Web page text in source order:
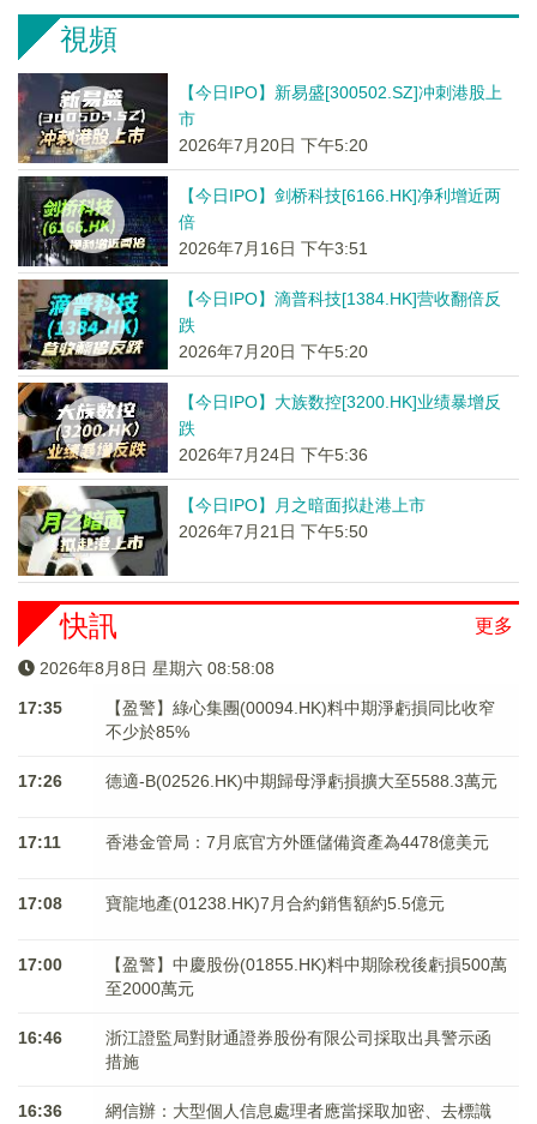
視頻
【今日IPO】新易盛[300502.SZ]冲刺港股上
市
2026年7月20日 下午5:20
【今日IPO】剑桥科技[6166.HK]净利增近两
倍
2026年7月16日 下午3:51
【今日IPO】滴普科技[1384.HK]营收翻倍反
跌
2026年7月20日 下午5:20
【今日IPO】大族数控[3200.HK]业绩暴增反
跌
2026年7月24日 下午5:36
【今日IPO】月之暗面拟赴港上市
2026年7月21日 下午5:50
更多
快訊
2026年8月8日 星期六 08:58:08
17:35
【盈警】綠心集團(00094.HK)料中期淨虧損同比收窄
不少於85%
17:26 德適-B(02526.HK)中期歸母淨虧損擴大至5588.3萬元
17:11 香港金管局：7月底官方外匯儲備資產為4478億美元
17:08 寶龍地產(01238.HK)7月合約銷售額約5.5億元
17:00
【盈警】中慶股份(01855.HK)料中期除稅後虧損500萬
至2000萬元
16:46
浙江證監局對財通證券股份有限公司採取出具警示函
措施
16:36
網信辦：大型個人信息處理者應當採取加密、去標識